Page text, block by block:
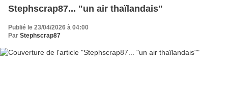
Stephscrap87... "un air thaïlandais"
Publié le 23/04/2026 à 04:00
Par Stephscrap87